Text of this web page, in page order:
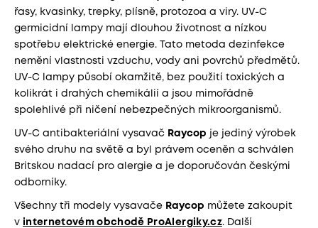
řasy, kvasinky, trepky, plísně, protozoa a viry. UV-C
germicidní lampy mají dlouhou životnost a nízkou
spotřebu elektrické energie. Tato metoda dezinfekce
nemění vlastnosti vzduchu, vody ani povrchů předmětů.
UV-C lampy působí okamžitě, bez použití toxických a
kolikrát i drahých chemikálií a jsou mimořádně
spolehlivé při ničení nebezpečných mikroorganismů.
UV-C antibakteriální vysavač Raycop je jediný výrobek
svého druhu na světě a byl právem oceněn a schválen
Britskou nadací pro alergie a je doporučován českými
odborníky.
Všechny tři modely vysavače Raycop můžete zakoupit
v internetovém obchodě ProAlergiky.cz. Další